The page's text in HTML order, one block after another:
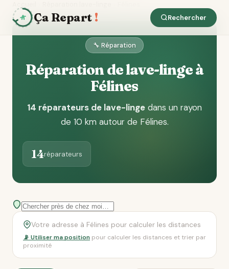
Ça Repart ! Rechercher
🔧 Réparation
Réparation de lave-linge à
Félines
14 réparateurs de lave-linge dans un rayon
de 10 km autour de Félines.
14réparateurs
📡 Utiliser ma position pour calculer les distances et trier par
proximité